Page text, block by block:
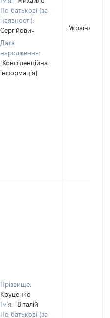
По батькові (за
наявності):
Сергійович
Дата
народження:
[Конфіденційна
інформація]
Україна
Прізвище:
Круценко
Ім'я:
Віталій
По батькові (за